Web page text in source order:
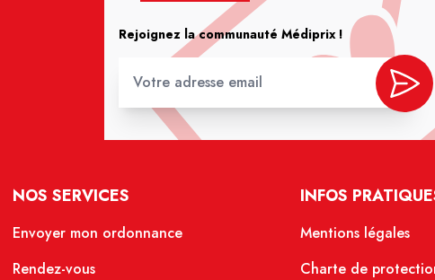
Rejoignez la communauté Médiprix !
NOS SERVICES
Envoyer mon ordonnance
Rendez-vous
INFOS
Mentions légales
Charte de